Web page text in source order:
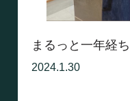
まるっと一年経
2024.1.30